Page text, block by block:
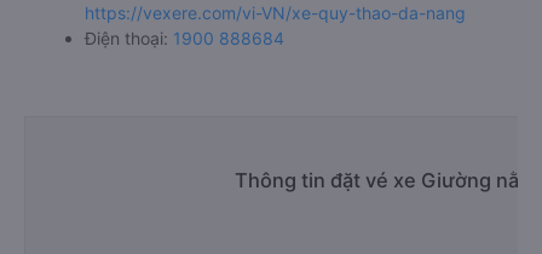
https://vexere.com/vi-VN/xe-quy-thao-da-nang
Điện thoại: 1900 888684
Thông tin đặt vé xe Giường